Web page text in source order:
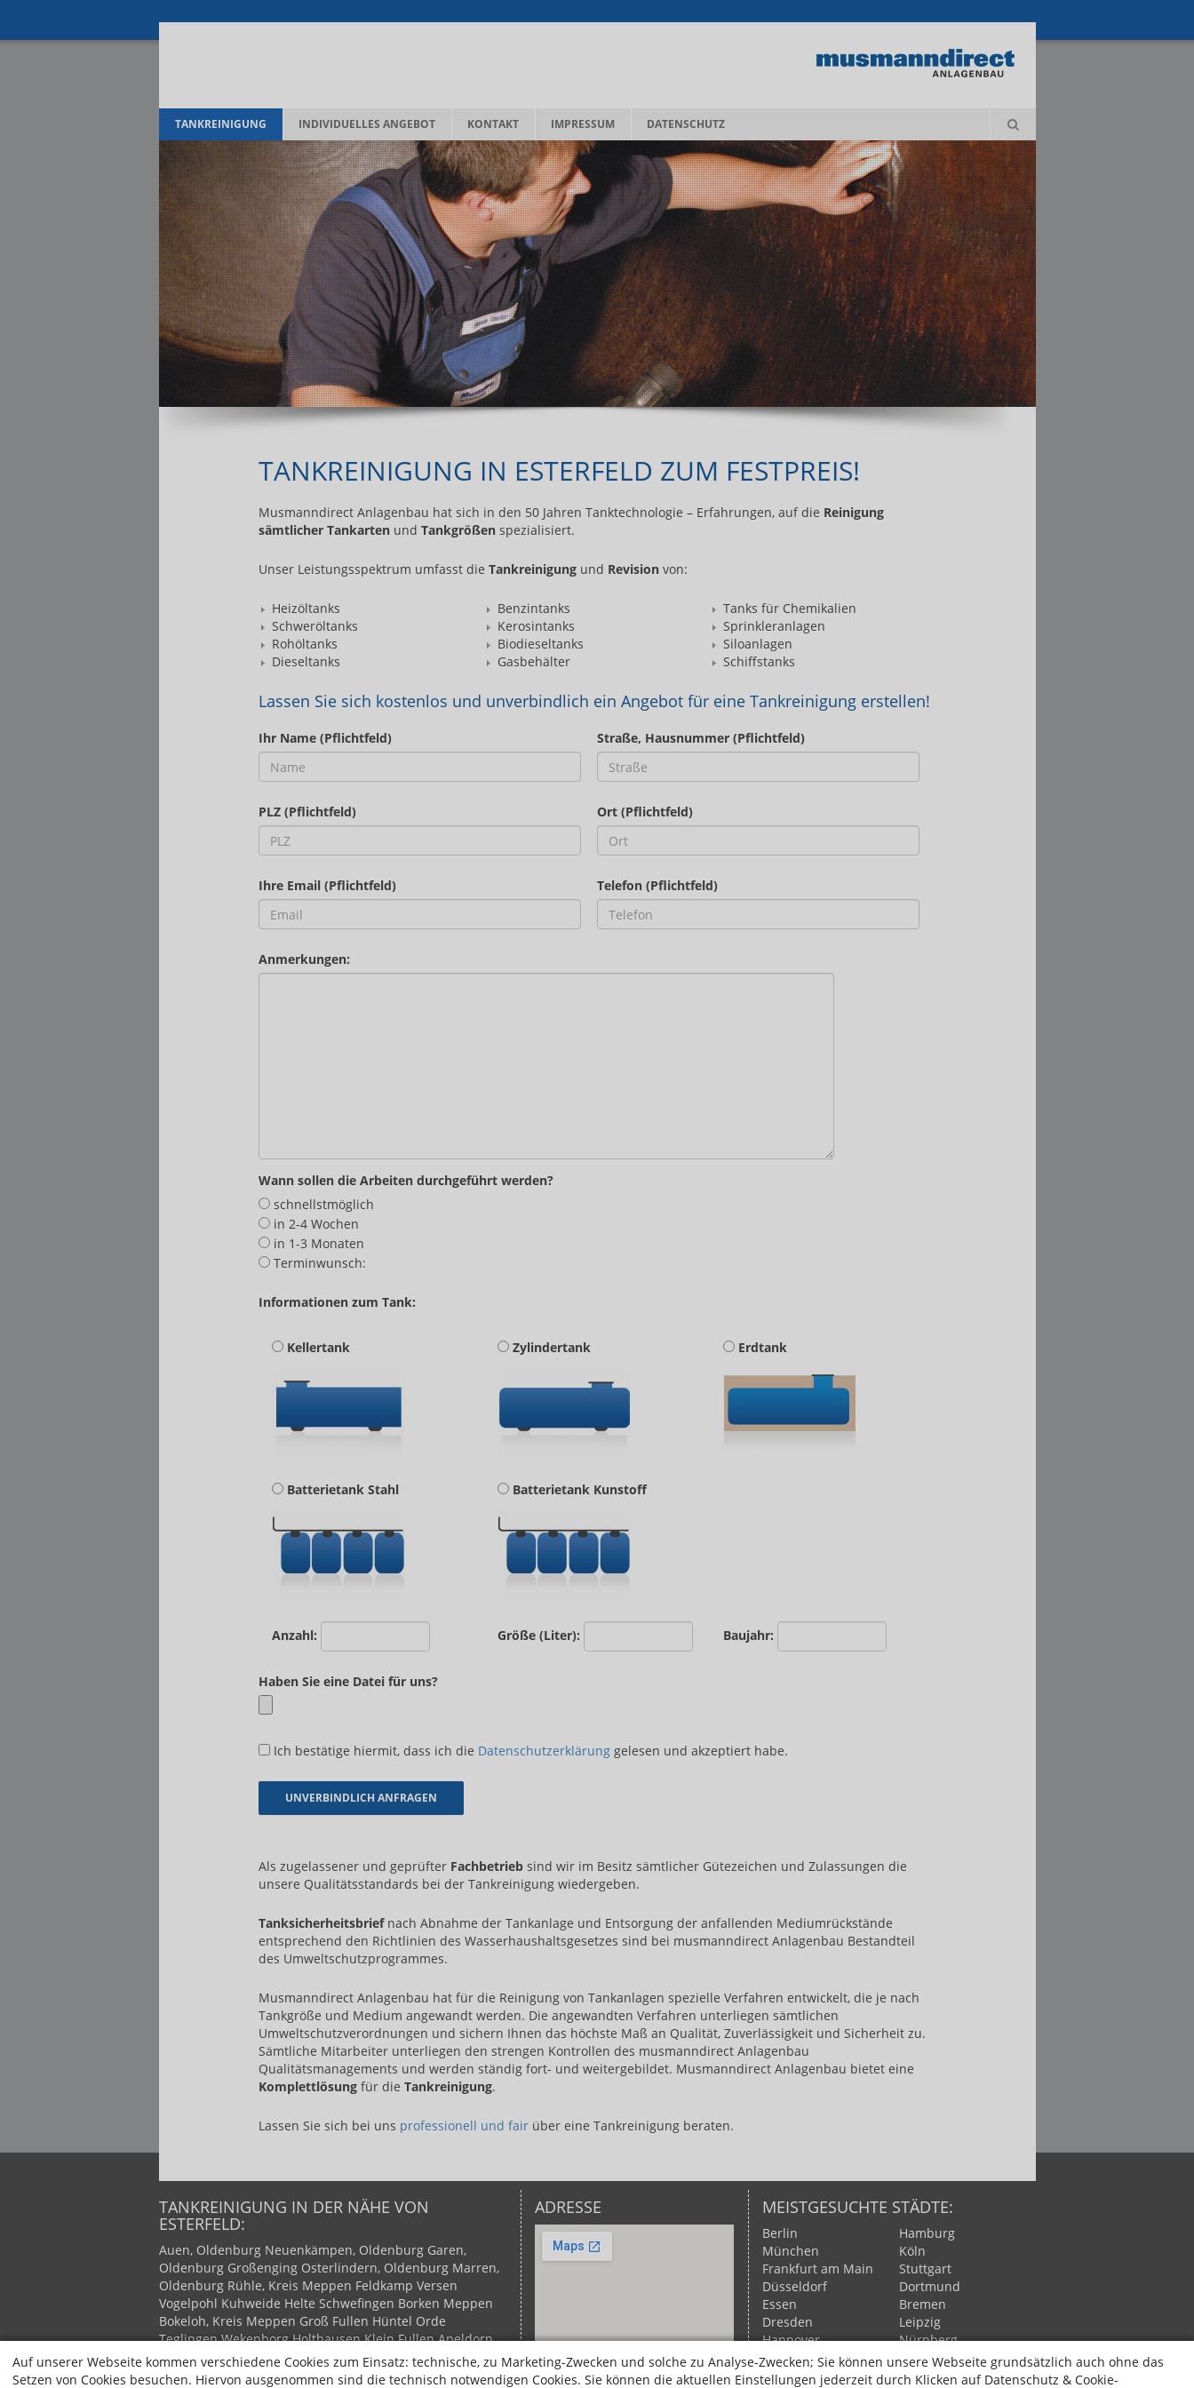
TANKREINIGUNG INDIVIDUELLES ANGEBOT KONTAKT IMPRESSUM DATENSCHUTZ
TANKREINIGUNG IN ESTERFELD ZUM FESTPREIS!
Musmanndirect Anlagenbau hat sich in den 50 Jahren Tanktechnologie – Erfahrungen, auf die Reinigung
sämtlicher Tankartenund Tankgrößenspezialisiert.
Unser Leistungsspektrum umfasst die Tankreinigungund Revisionvon:
Heizöltanks
Schweröltanks
Rohöltanks
Dieseltanks
Benzintanks
Kerosintanks
Biodieseltanks
Gasbehälter
Tanks für Chemikalien
Sprinkleranlagen
Siloanlagen
Schiffstanks
Lassen Sie sich kostenlos und unverbindlich ein Angebot für eine Tankreinigung erstellen!
Ihr Name (Pflichtfeld) Straße, Hausnummer (Pflichtfeld)
PLZ (Pflichtfeld) Ort (Pflichtfeld)
Ihre Email (Pflichtfeld) Telefon (Pflichtfeld)
Anmerkungen:
Wann sollen die Arbeiten durchgeführt werden?
schnellstmöglich
in 2-4 Wochen
in 1-3 Monaten
Terminwunsch:
Informationen zum Tank:
Kellertank Zylindertank Erdtank
Batterietank Stahl Batterietank Kunstoff
Anzahl: Größe (Liter): Baujahr:
Haben Sie eine Datei für uns?
Ich bestätige hiermit, dass ich die Datenschutzerklärunggelesen und akzeptiert habe.
Als zugelassener und geprüfter Fachbetriebsind wir im Besitz sämtlicher Gütezeichen und Zulassungen die
unsere Qualitätsstandards bei der Tankreinigung wiedergeben.
Tanksicherheitsbriefnach Abnahme der Tankanlage und Entsorgung der anfallenden Mediumrückstände
entsprechend den Richtlinien des Wasserhaushaltsgesetzes sind bei musmanndirect Anlagenbau Bestandteil
des Umweltschutzprogrammes.
Musmanndirect Anlagenbau hat für die Reinigung von Tankanlagen spezielle Verfahren entwickelt, die je nach
Tankgröße und Medium angewandt werden. Die angewandten Verfahren unterliegen sämtlichen
Umweltschutzverordnungen und sichern Ihnen das höchste Maß an Qualität, Zuverlässigkeit und Sicherheit zu.
Sämtliche Mitarbeiter unterliegen den strengen Kontrollen des musmanndirect Anlagenbau
Qualitätsmanagements und werden ständig fort- und weitergebildet. Musmanndirect Anlagenbau bietet eine
Komplettlösungfür die Tankreinigung.
Lassen Sie sich bei uns ​ professionell und fair​über eine Tankreinigung beraten.
TANKREINIGUNG IN DER NÄHE VON
ESTERFELD:
Auen, Oldenburg Neuenkämpen, Oldenburg Garen,
Oldenburg Großenging Osterlindern, Oldenburg Marren,
Oldenburg Rühle, Kreis Meppen Feldkamp Versen
Vogelpohl Kuhweide Helte Schwefingen Borken Meppen
Bokeloh, Kreis Meppen Groß Fullen Hüntel Orde
Teglingen Wekenborg Holthausen Klein Fullen Apeldorn,
Kreis Meppen Haren Raken Rütenbrock Langenberg, Ems
Haar, Ems Emmeln Haren (Ems) Düne, Ems Fehndorf
ADRESSE MEISTGESUCHTE STÄDTE:
Berlin
München
Frankfurt am Main
Düsseldorf
Essen
Dresden
Hannover
Duisburg
Wuppertal
Hamburg
Köln
Stuttgart
Dortmund
Bremen
Leipzig
Nürnberg
Bochum
Bielefeld
Auf unserer Webseite kommen verschiedene Cookies zum Einsatz: technische, zu Marketing-Zwecken und solche zu Analyse-Zwecken; Sie können unsere Webseite grundsätzlich auch ohne das
Setzen von Cookies besuchen. Hiervon ausgenommen sind die technisch notwendigen Cookies. Sie können die aktuellen Einstellungen jederzeit durch Klicken auf Datenschutz & Cookie-